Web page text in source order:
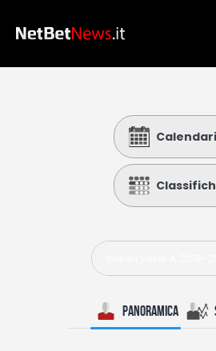
Calcio
Basket
Tennis
Lo Sapevi Che
I consigli di Giulia
Panoramica